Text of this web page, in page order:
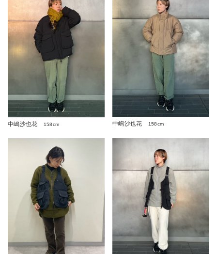
中嶋沙也花 158cm 中嶋沙也花 158cm